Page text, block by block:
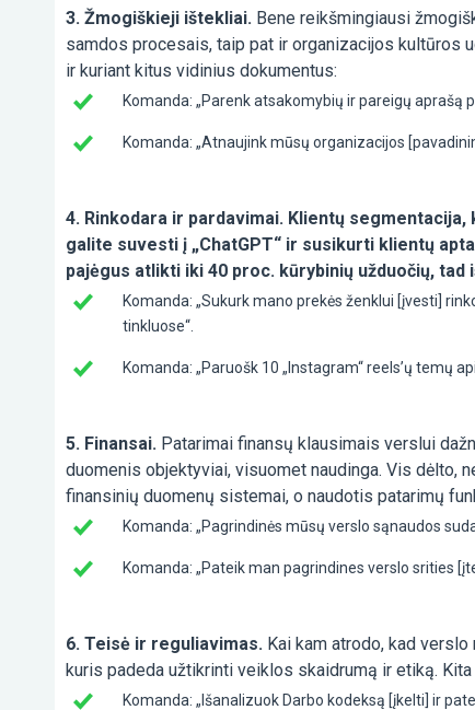
3. Žmogiškieji ištekliai. Bene reikšmingiausi
samdos procesais, taip pat ir organizacijos kultūros
ir kuriant kitus vidinius dokumentus:
Komanda: „Parenk atsakomybių ir pareigų
Komanda: „Atnaujink mūsų organizacijos
4. Rinkodara ir pardavimai. Klientų
galite suvesti į „ChatGPT“ ir susikurti klientų
pajėgus atlikti iki 40 proc. kūrybinių užduočių, tad
Komanda: „Sukurk mano prekės ženklui [įvesti]
tinkluose“.
Komanda: „Paruošk 10 „Instagram“ reels’ų temų
5. Finansai. Patarimai finansų klausimais verslui
duomenis objektyviai, visuomet naudinga. Vis dėlto,
finansinių duomenų sistemai, o naudotis patarimų
Komanda: „Pagrindinės mūsų verslo sąnaudos
Komanda: „Pateik man pagrindines verslo srities
6. Teisė ir reguliavimas. Kai kam atrodo, kad
kuris padeda užtikrinti veiklos skaidrumą ir etiką.
Komanda: „Išanalizuok Darbo kodeksą [įkelti] ir